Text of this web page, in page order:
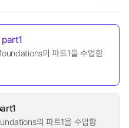
의 파트1을 수업함
의 파트1을 수업함